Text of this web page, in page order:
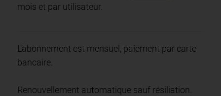
mois et par utilisateur.
L’abonnement est mensuel, paiement par carte
bancaire.
Renouvellement automatique sauf résiliation.